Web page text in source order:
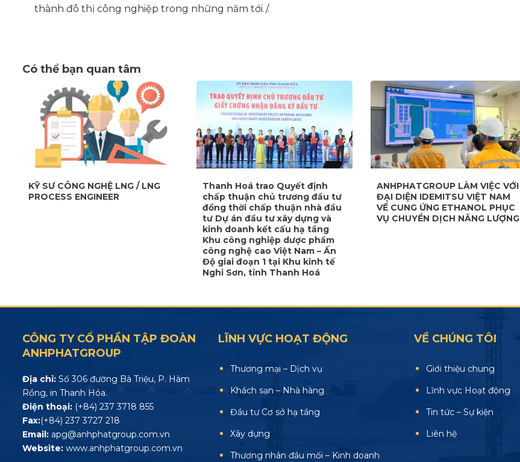
thành đô thị công nghiệp trong những năm tới./.
Có thể bạn quan tâm
KỸ SƯ CÔNG NGHỆ LNG / LNG
PROCESS ENGINEER
Thanh Hoá trao Quyết định
chấp thuận chủ trương đầu tư
đồng thời chấp thuận nhà đầu
tư Dự án đầu tư xây dựng và
kinh doanh kết cấu hạ tầng
Khu công nghiệp dược phẩm
công nghệ cao Việt Nam – Ấn
Độ giai đoạn 1 tại Khu kinh tế
Nghi Sơn, tỉnh Thanh Hoá
ANHPHATGROUP LÀM VIỆC VỚI
ĐẠI DIỆN IDEMITSU VIỆT NAM
VỀ CUNG ỨNG ETHANOL PHỤC
VỤ CHUYỂN DỊCH NĂNG LƯỢNG
CÔNG TY CỔ PHẦN TẬP ĐOÀN
ANHPHATGROUP
Địa chỉ: Số 306 đường Bà Triệu, P. Hàm
Rồng, in Thanh Hóa.
Điện thoại: (+84) 237 3718 855
Fax:(+84) 237 3727 218
Email: apg@anhphatgroup.com.vn
Website: www.anhphatgroup.com.vn
LĨNH VỰC HOẠT ĐỘNG
Thương mại – Dịch vụ
Khách sạn – Nhà hàng
Đầu tư Cơ sở hạ tầng
Xây dựng
Thương nhân đầu mối – Kinh doanh
VỀ CHÚNG TÔI
Giới thiệu chung
Lĩnh vực Hoạt động
Tin tức – Sự kiện
Liên hệ